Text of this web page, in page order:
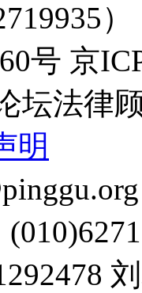
）
号 京
坛法律
明